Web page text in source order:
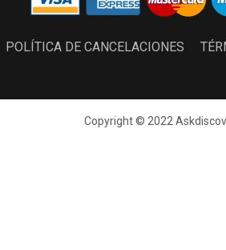
POLÍTICA DE CANCELACIONES
Copyright © 2022